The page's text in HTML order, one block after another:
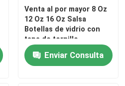
Venta al por mayor 8 Oz
12 Oz 16 Oz Salsa
Botellas de vidrio con
tapa de tornillo
Enviar Consulta